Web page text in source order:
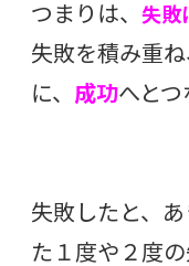
つまりは、 失敗
失敗を積み重
に、 成功へとつ
失敗したと、
た１度や２度